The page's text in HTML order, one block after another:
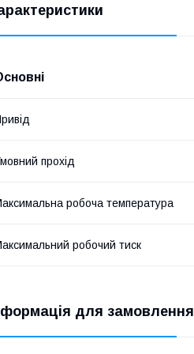
прохід
робоча температура
робочий тиск
для замовлення